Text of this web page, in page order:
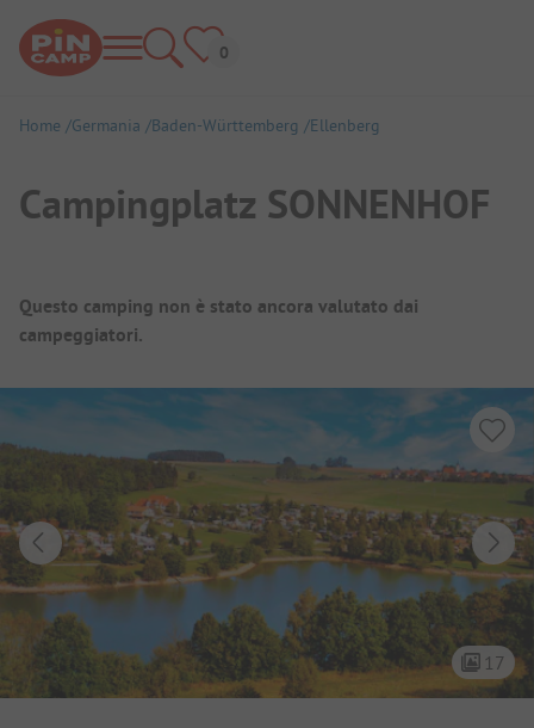
Home Germania Baden-Württemberg Ellenberg
Campingplatz SONNENHOF
Panoramica del campeggio
Questo camping non è stato ancora valutato dai
campeggiatori.
17